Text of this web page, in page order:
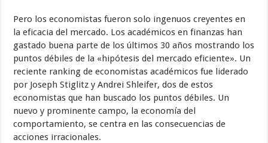
Pero los economistas fueron solo ingenuos creyentes en
la eficacia del mercado. Los académicos en finanzas han
gastado buena parte de los últimos 30 años mostrando los
puntos débiles de la «hipótesis del mercado eficiente». Un
reciente ranking de economistas académicos fue liderado
por Joseph Stiglitz y Andrei Shleifer, dos de estos
economistas que han buscado los puntos débiles. Un
nuevo y prominente campo, la economía del
comportamiento, se centra en las consecuencias de
acciones irracionales.